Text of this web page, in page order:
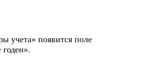
учета» появится поле